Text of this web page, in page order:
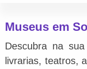
Museus em
Descubra na
livrarias, teatros,